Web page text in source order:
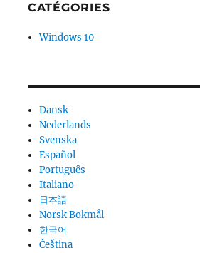
CATÉGORIES
Windows 10
Dansk
Nederlands
Svenska
Español
Português
Italiano
日本語
Norsk Bokmål
한국어
Čeština